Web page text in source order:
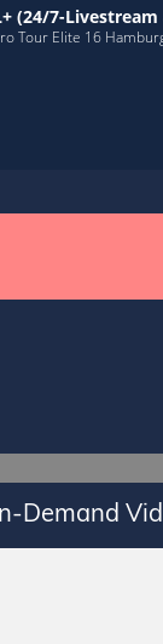
(24/7-Livestream
Tour Elite 16
Demand